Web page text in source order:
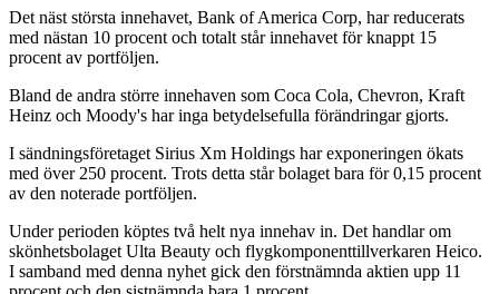
Det näst största innehavet, Bank of America Corp, har reducerats
med nästan 10 procent och totalt står innehavet för knappt 15
procent av portföljen.
Bland de andra större innehaven som Coca Cola, Chevron, Kraft
Heinz och Moody's har inga betydelsefulla förändringar gjorts.
I sändningsföretaget Sirius Xm Holdings har exponeringen ökats
med över 250 procent. Trots detta står bolaget bara för 0,15 procent
av den noterade portföljen.
Under perioden köptes två helt nya innehav in. Det handlar om
skönhetsbolaget Ulta Beauty och flygkomponenttillverkaren Heico.
I samband med denna nyhet gick den förstnämnda aktien upp 11